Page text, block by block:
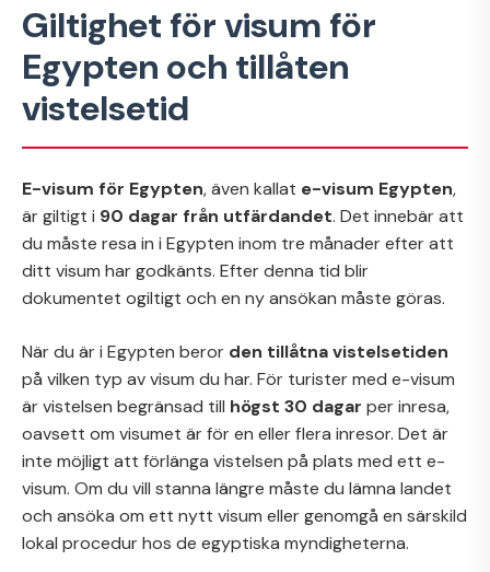
Giltighet för visum för
Egypten och tillåten
vistelsetid
E-visum för Egypten, även kallat e-visum Egypten,
är giltigt i 90 dagar från utfärdandet. Det innebär att
du måste resa in i Egypten inom tre månader efter att
ditt visum har godkänts. Efter denna tid blir
dokumentet ogiltigt och en ny ansökan måste göras.
När du är i Egypten beror den tillåtna vistelsetiden
på vilken typ av visum du har. För turister med e-visum
är vistelsen begränsad till högst 30 dagar per inresa,
oavsett om visumet är för en eller flera inresor. Det är
inte möjligt att förlänga vistelsen på plats med ett e-
visum. Om du vill stanna längre måste du lämna landet
och ansöka om ett nytt visum eller genomgå en särskild
lokal procedur hos de egyptiska myndigheterna.